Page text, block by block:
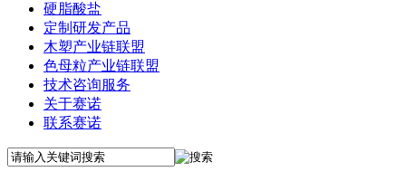
硬脂酸盐
定制研发产品
木塑产业链联盟
色母粒产业链联盟
技术咨询服务
关于赛诺
联系赛诺